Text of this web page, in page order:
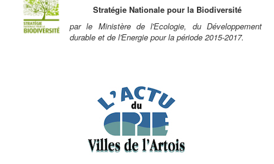
Stratégie Nationale pour la Biodiversité
par le Ministère de l'Ecologie, du Développement
durable et de l'Energie pour la période 2015-2017.